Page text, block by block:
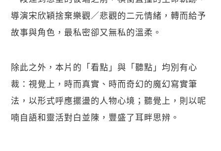
導演宋欣穎捨棄樂觀／悲觀的二元情緒，轉而給予
故事與角色，最私密卻又無私的溫柔。
除此之外，本片的「看點」與「聽點」均別有心
裁：視覺上，時而真實、時而奇幻的魔幻寫實筆
法，以形式呼應擺盪的人物心境；聽覺上，則以呢
喃自語和靈活對白並陳，豐盛了耳畔思辨。